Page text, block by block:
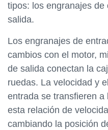
tipos: los engranajes
salida.
Los engranajes de
cambios con el motor,
de salida conectan la
ruedas. La velocidad y
entrada se transfieren
esta relación de
cambiando la posición